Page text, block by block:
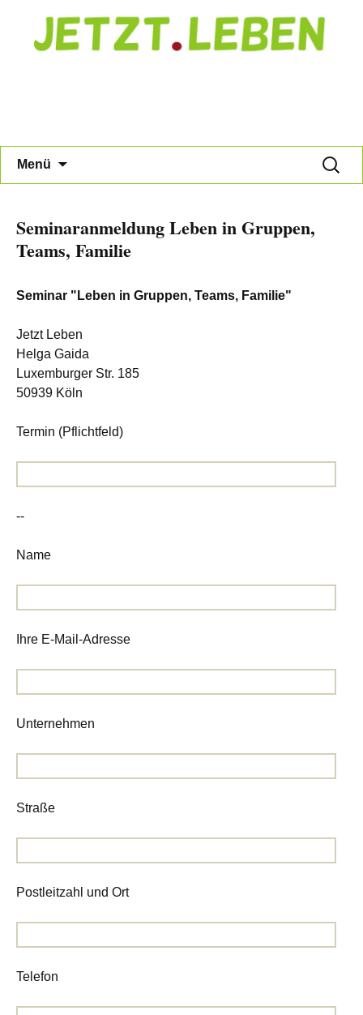
Jetzt Leben
Menü
Suche
nach:
Seminaranmeldung Leben in Gruppen,
Teams, Familie
Seminar "Leben in Gruppen, Teams, Familie"
Jetzt Leben
Helga Gaida
Luxemburger Str. 185
50939 Köln
Termin (Pflichtfeld)
--
Name
Ihre E-Mail-Adresse
Unternehmen
Straße
Postleitzahl und Ort
Telefon